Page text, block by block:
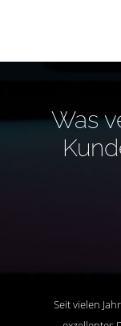
Was
Seit vielen